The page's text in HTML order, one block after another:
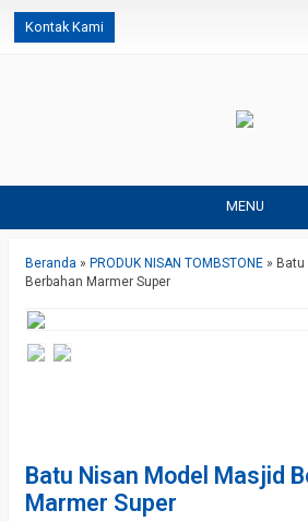
Kontak Kami
MENU
Beranda » PRODUK NISAN TOMBSTONE »
Berbahan Marmer Super
Batu Nisan Model Masjid
Marmer Super